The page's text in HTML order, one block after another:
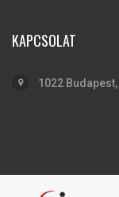
KAPCSOLAT
1022